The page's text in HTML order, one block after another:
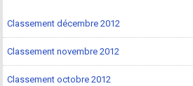
Classement décembre 2012
Classement novembre 2012
Classement octobre 2012